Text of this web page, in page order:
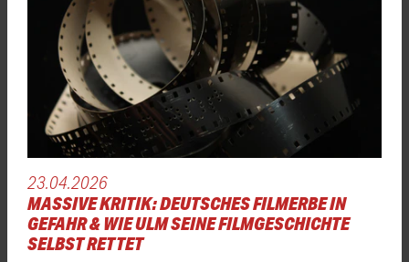
23.04.2026
MASSIVE KRITIK: DEUTSCHES FILMERBE IN
GEFAHR & WIE ULM SEINE FILMGESCHICHTE
SELBST RETTET